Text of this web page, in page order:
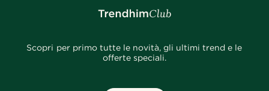
Scopri per primo tutte le novità, gli ultimi trend e le
offerte speciali.